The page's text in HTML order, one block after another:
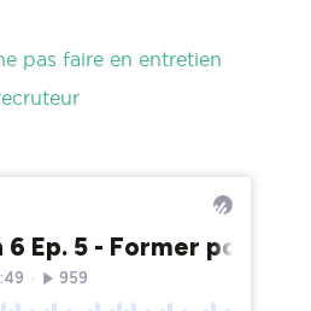
pas faire en entretien